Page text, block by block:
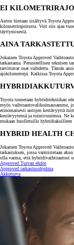
EI
Auton hintaan sisältyvä Toyota
kilometrirajoitusta. Voit siis ajaa
täyttymisestä.
AINA
Jokainen Toyota Approved
tarkastama. Perusteellisen teknisen
tarvittavat osat vaihdettu. Tämän
ajokilometrejä. Kaikissa Toyota
Toyota tunnetaan hybriditekniikan
myös vaihtoautovalikoimassamme,
erinomaisesti autojen kestävyyttä
kestävyytensä ja toimivuutensa. Ne
mukaan huolletuille hybridiakuilleen
HYBRID HEALTH
Jokainen Toyota Approved
tarkastuksen, jossa varmistetaan
olla varma, että hybridivaihtoautosi
Approved Turvan ehdot
Approved tarkastusohjelma
Akkuturva